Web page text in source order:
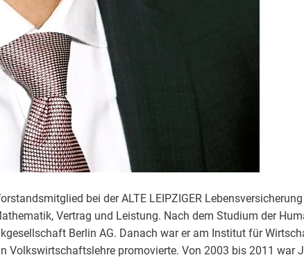
bei der ALTE LEIPZIGER
Vertrag und Leistung. Nach dem Studium der
Berlin AG. Danach war er am Institut für
Volkswirtschaftslehre promovierte. Von 2003 bis 2011 war